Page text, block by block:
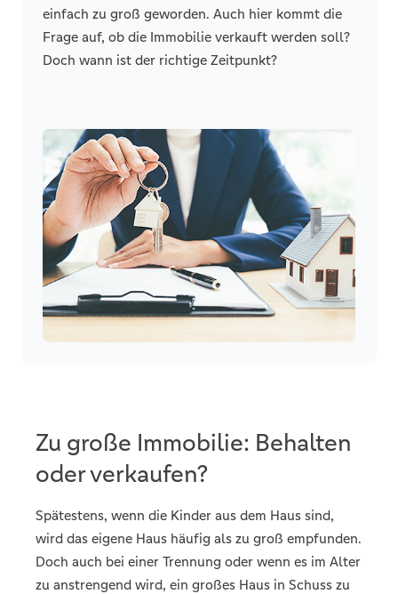
einfach zu groß geworden. Auch hier kommt die
Frage auf, ob die Immobilie verkauft werden soll?
Doch wann ist der richtige Zeitpunkt?
Zu große Immobilie: Behalten
oder verkaufen?
Spätestens, wenn die Kinder aus dem Haus sind,
wird das eigene Haus häufig als zu groß empfunden.
Doch auch bei einer Trennung oder wenn es im Alter
zu anstrengend wird, ein großes Haus in Schuss zu